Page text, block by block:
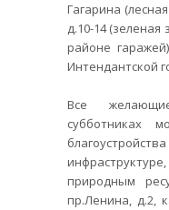
Гагарина
д.10-14 (зеленая
районе
Интендантской
Все
субботниках
природным
пр.Ленина, д.2,